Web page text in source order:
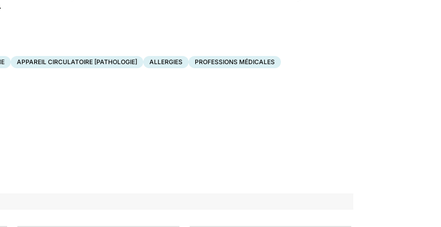
APPAREIL CIRCULATOIRE [PATHOLOGIE] ALLERGIES PROFESSIONS MÉDICALES